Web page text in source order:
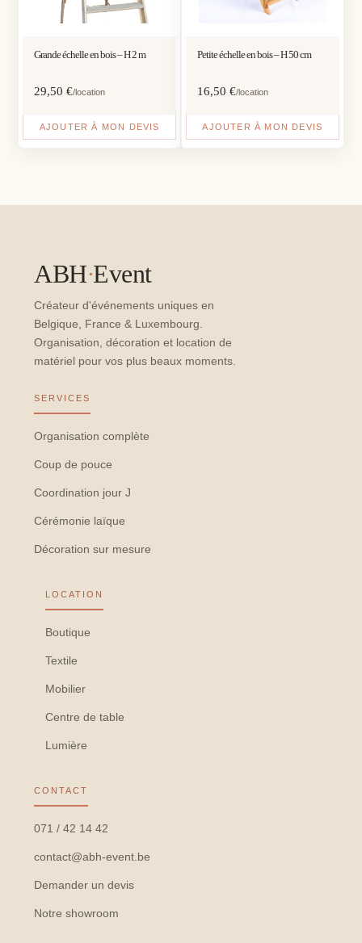
Grande échelle en bois – H 2 m
29,50€/location
AJOUTER À MON DEVIS
Petite échelle en bois – H 50 cm
16,50 €/location
AJOUTER À MON DEVIS
ABH·Event
Créateur d'événements uniques en
Belgique, France & Luxembourg.
Organisation, décoration et location de
matériel pour vos plus beaux moments.
SERVICES
Organisation complète
Coup de pouce
Coordination jour J
Cérémonie laïque
Décoration sur mesure
LOCATION
Boutique
Textile
Mobilier
Centre de table
Lumière
CONTACT
071 / 42 14 42
contact@abh-event.be
Demander un devis
Notre showroom